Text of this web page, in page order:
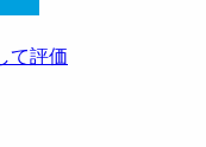
て評価